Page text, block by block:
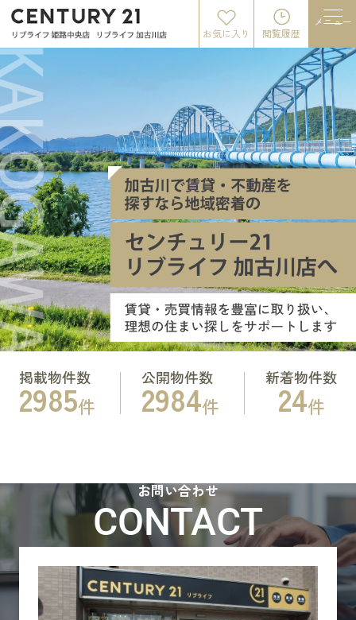
お気に入り 閲覧履歴
メニュー
掲載物件数
2985件
公開物件数
2984件
新着物件数
24件
お問い合わせ
CONTACT